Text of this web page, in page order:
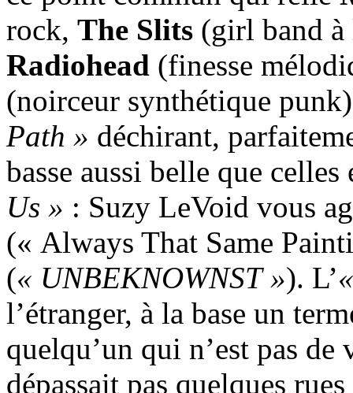
rock, The Slits (girl band à
Radiohead (finesse
(noirceur synthétique
Path » déchirant,
basse aussi belle que
Us » : Suzy LeVoid vous
(« Always That Same
(« UNBEKNOWNST »). L’
l’étranger, à la base un
quelqu’un qui n’est pas
dépassait pas quelques